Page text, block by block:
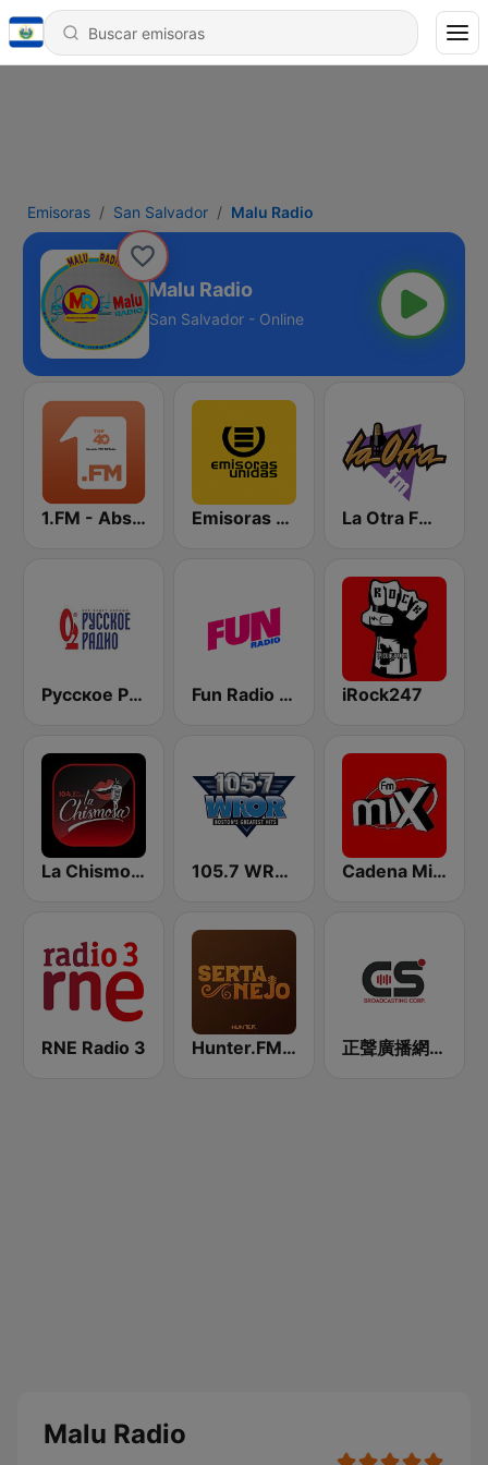
Emisoras San Salvador Malu Radio
Malu Radio
San Salvador - Online
1.FM - Absolute Top 40 Emisoras Unidas La Otra FM - Quito
Русское Радио Fun Radio FRANCE iRock247
La Chismosa 104.1 105.7 WROR (US Only) Cadena Mix FM
RNE Radio 3 Hunter.FM - Sertanejo 正聲廣播網路綜合台 (CSBC Life)
Malu Radio